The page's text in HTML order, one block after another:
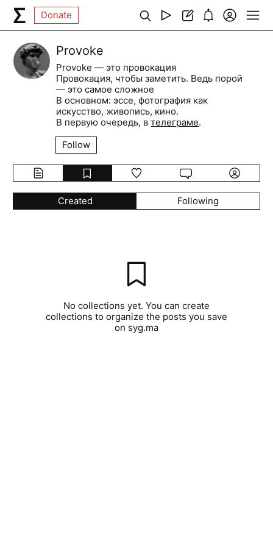
Donate
Provoke
Provoke — это провокация
Провокация, чтобы заметить. Ведь порой
— это самое сложное
В основном: эссе, фотография как
искусство, живопись, кино.
В первую очередь, втелеграме.
Follow
Created Following
No collections yet. You can create
collections to organize the posts you save
on syg.ma